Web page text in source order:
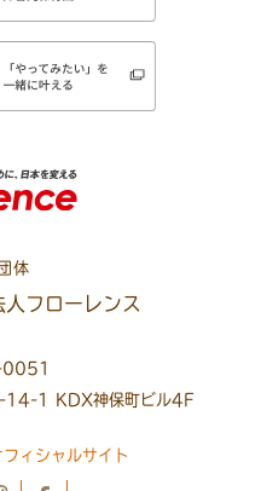
体
フローレンス
14-1 KDX神保町ビル4F
ィシャルサイト